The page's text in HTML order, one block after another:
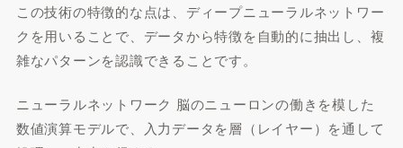
この技術の特徴的な点は、ディープニューラルネットワー
クを用いることで、データから特徴を自動的に抽出し、複
雑なパターンを認識できることです。
ニューラルネットワーク 脳のニューロンの働きを模した
数値演算モデルで、入力データを層（レイヤー）を通して